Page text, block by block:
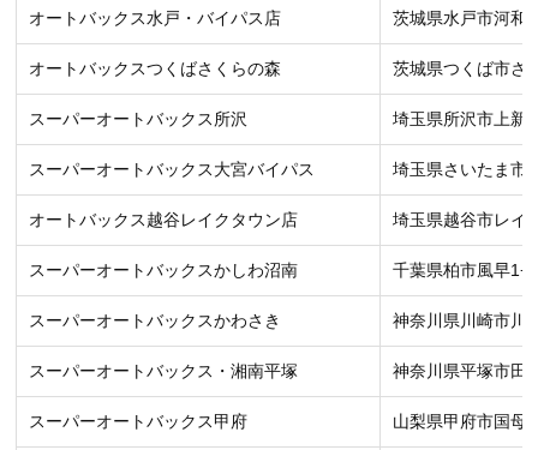
オートバックス水戸・バイパス店 茨城県水戸市河和
オートバックスつくばさくらの森 茨城県つくば市さ
スーパーオートバックス所沢 埼玉県所沢市上新
スーパーオートバックス大宮バイパス 埼玉県さいたま市
オートバックス越谷レイクタウン店 埼玉県越谷市レイ
スーパーオートバックスかしわ沼南 千葉県柏市風早
スーパーオートバックスかわさき 神奈川県川崎市川
スーパーオートバックス・湘南平塚 神奈川県平塚市田
スーパーオートバックス甲府 山梨県甲府市国母